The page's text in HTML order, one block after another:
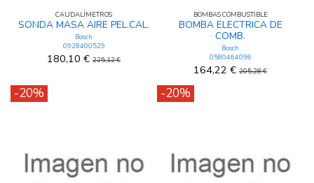
CAUDALÍMETROS
SONDA MASA AIRE PEL.CAL.
Bosch
0928400529
180,10 € 225,12 €
BOMBAS COMBUSTIBLE
BOMBA ELECTRICA DE
COMB.
Bosch
0580464096
164,22 € 205,28 €
-20% -20%